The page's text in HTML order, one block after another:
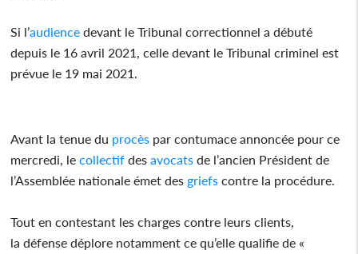
Si l’audience devant le Tribunal correctionnel a débuté
depuis le 16 avril 2021, celle devant le Tribunal criminel est
prévue le 19 mai 2021.
Avant la tenue du procès par contumace annoncée pour ce
mercredi, lecollectif desavocats de l’ancien Président de
l’Assemblée nationale émet des griefs contre la procédure.
Tout en contestant les charges contre leurs clients,
la défense déplore notamment ce qu’elle qualifie de «